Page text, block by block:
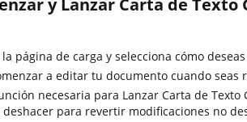
y Lanzar Carta de Texto
página de carga y selecciona cómo
a editar tu documento cuando seas
necesaria para Lanzar Carta de Texto
para revertir modificaciones no